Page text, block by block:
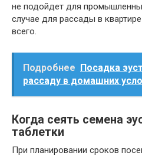
не подойдет для
случае для рассады в
всего.
Подробнее Посадка
рассаду в домашних
Когда сеять семена
таблетки
При планировании сроков